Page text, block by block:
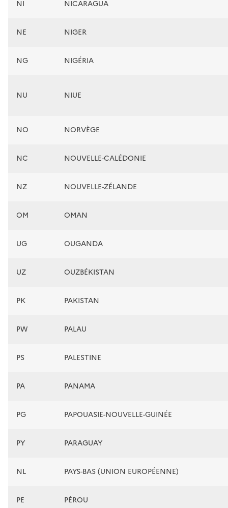
NI NICARAGUA
NE NIGER
NG NIGÉRIA
NU NIUE
NO NORVÈGE
NC NOUVELLE-CALÉDONIE
NZ NOUVELLE-ZÉLANDE
OM OMAN
UG OUGANDA
UZ OUZBÉKISTAN
PK PAKISTAN
PW PALAU
PS PALESTINE
PA PANAMA
PG PAPOUASIE-NOUVELLE-GUINÉE
PY PARAGUAY
NL PAYS-BAS (UNION EUROPÉENNE)
PE PÉROU